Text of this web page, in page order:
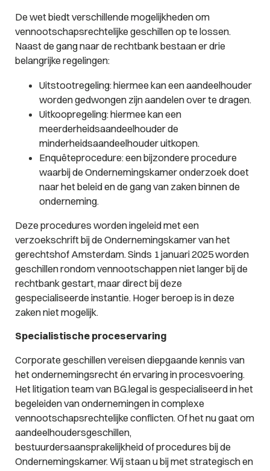
De wet biedt verschillende mogelijkheden om
vennootschapsrechtelijke geschillen op te lossen.
Naast de gang naar de rechtbank bestaan er drie
belangrijke regelingen:
Uitstootregeling: hiermee kan een aandeelhouder
worden gedwongen zijn aandelen over te dragen.
Uitkoopregeling: hiermee kan een
meerderheidsaandeelhouder de
minderheidsaandeelhouder uitkopen.
Enquêteprocedure: een bijzondere procedure
waarbij de Ondernemingskamer onderzoek doet
naar het beleid en de gang van zaken binnen de
onderneming.
Deze procedures worden ingeleid met een
verzoekschrift bij de Ondernemingskamer van het
gerechtshof Amsterdam. Sinds 1 januari 2025 worden
geschillen rondom vennootschappen niet langer bij de
rechtbank gestart, maar direct bij deze
gespecialiseerde instantie. Hoger beroep is in deze
zaken niet mogelijk.
Specialistische proceservaring
Corporate geschillen vereisen diepgaande kennis van
het ondernemingsrecht én ervaring in procesvoering.
Het litigation team van BG.legal is gespecialiseerd in het
begeleiden van ondernemingen in complexe
vennootschapsrechtelijke conflicten. Of het nu gaat om
aandeelhoudersgeschillen,
bestuurdersaansprakelijkheid of procedures bij de
Ondernemingskamer. Wij staan u bij met strategisch en